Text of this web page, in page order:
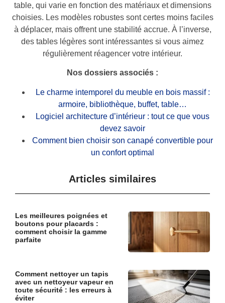
table, qui varie en fonction des matériaux et dimensions
choisies. Les modèles robustes sont certes moins faciles
à déplacer, mais offrent une stabilité accrue. À l’inverse,
des tables légères sont intéressantes si vous aimez
régulièrement réagencer votre intérieur.
Nos dossiers associés :
Le charme intemporel du meuble en bois massif :
armoire, bibliothèque, buffet, table…
Logiciel architecture d’intérieur : tout ce que vous
devez savoir
Comment bien choisir son canapé convertible pour
un confort optimal
Articles similaires
Les meilleures poignées et
boutons pour placards :
comment choisir la gamme
parfaite
Comment nettoyer un tapis
avec un nettoyeur vapeur en
toute sécurité : les erreurs à
éviter